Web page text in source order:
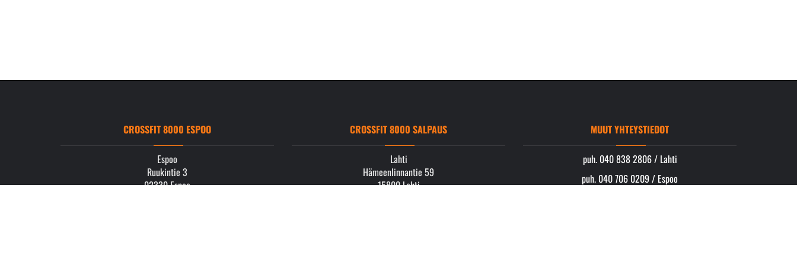
CROSSFIT 8000 ESPOO
Espoo
Ruukintie 3
02330 Espoo
CROSSFIT 8000 SALPAUS
Lahti
Hämeenlinnantie 59
15800 Lahti
MUUT YHTEYSTIEDOT
puh. 040 838 2806 / Lahti
puh. 040 706 0209 / Espoo